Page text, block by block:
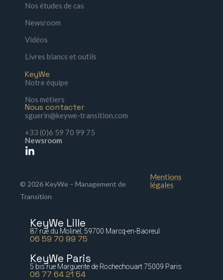
Nos études de cas
Newsroom
Vidéos
Livres blancs et outils
KeyWe
Notre équipe
Nos métiers
Nous contacter
sguerin@keywe-transition.com
+33 (0)6 59 70 99 75
Newsroom
© 2026 KeyWe – Management de
Transition
Mentions
légales
KeyWe Lille
87 rue du Molinel, 59700 Marcq-en-Baoreul
06 59 70 99 75
KeyWe Paris
5 bis rue Marguerite de Rochechouart 75009 Paris
06 77 64 21 54